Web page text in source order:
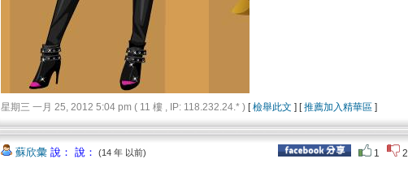
星期三 一月 25, 2012 5:04 pm ( 11 樓 , IP: 118.232.24.* ) [檢舉此文 ] [推薦加入精華區 ]
蘇欣彙 說： 說： (14 年 以前) 1 2